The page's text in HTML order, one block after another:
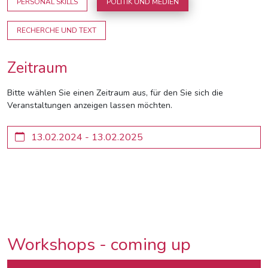
RECHERCHE UND TEXT
Zeitraum
Bitte wählen Sie einen Zeitraum aus, für den Sie sich die
Veranstaltungen anzeigen lassen möchten.
Workshops - coming up